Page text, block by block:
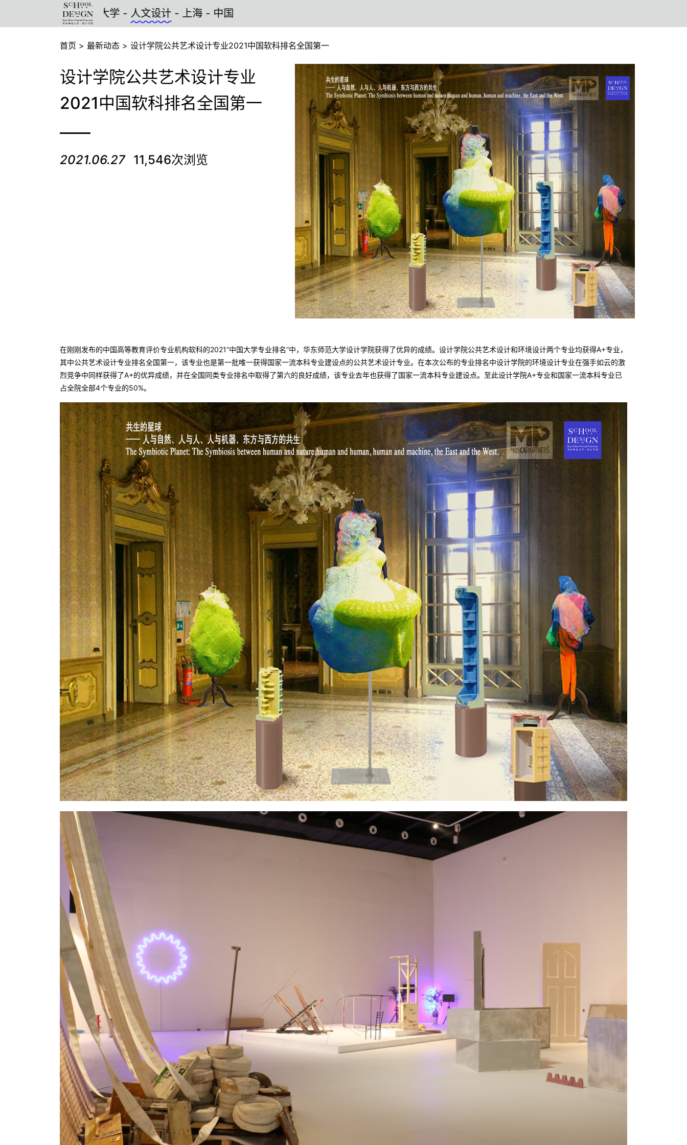
人文设计 - 上海 - 中国
首页 > 最新动态 > 设计学院公共艺术设计专业2021中国软科排名全国第一
设计学院公共艺术设计专业
2021中国软科排名全国第一
2021.06.27 11,546次浏览
在刚刚发布的中国高等教育评价专业机构软科的2021“中国大学专业排名”中，华东师范大学设计学院获得了优异的成绩。设计学院公共艺术设计和环境设计两个专业均获得A+专业，
其中公共艺术设计专业排名全国第一，该专业也是第一批唯一获得国家一流本科专业建设点的公共艺术设计专业。在本次公布的专业排名中设计学院的环境设计专业在强手如云的激
烈竞争中同样获得了A+的优异成绩，并在全国同类专业排名中取得了第六的良好成绩，该专业去年也获得了国家一流本科专业建设点。至此设计学院A+专业和国家一流本科专业已
占全院全部4个专业的50%。